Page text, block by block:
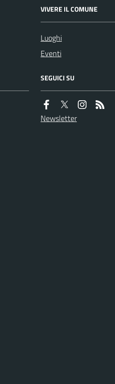
VIVERE IL COMUNE
Luoghi
Eventi
SEGUICI SU
Newsletter